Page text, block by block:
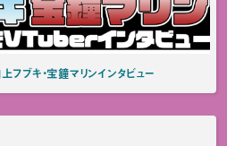
ブキ・宝鐘マリンインタビュー